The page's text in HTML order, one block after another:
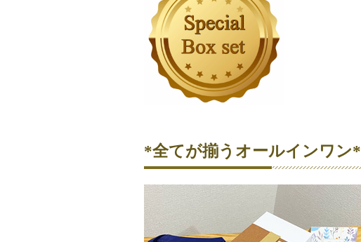
*全てが揃うオールインワン*